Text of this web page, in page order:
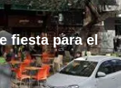
fiesta para el